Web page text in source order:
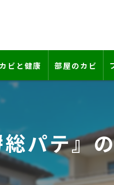
カビと健康 部屋のカビ
壁紙下地防カビ
壁紙カビ・壁紙
賃貸住宅のカビ
パテ』